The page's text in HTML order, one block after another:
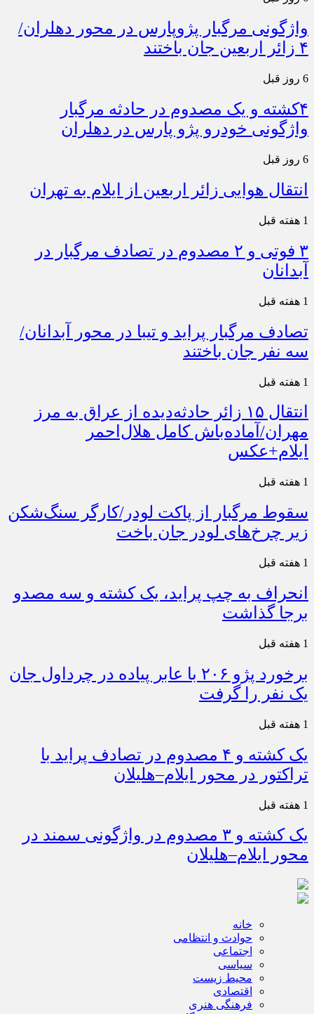
واژگونی مرگبار پژوپارس در محور دهلران/
۴ زائر اربعین جان باختند
6 روز قبل
۴کشته و یک مصدوم در حادثه مرگبار
واژگونی خودرو پژو پارس در دهلران
6 روز قبل
انتقال هوایی زائر اربعین از ایلام به تهران
1 هفته قبل
۳ فوتی و ۲ مصدوم در تصادف مرگبار در
آبدانان
1 هفته قبل
تصادف مرگبار پراید و تیبا در محور آبدانان/
سه نفر جان باختند
1 هفته قبل
انتقال ۱۵ زائر حادثه‌دیده از عراق به مرز
مهران/آماده‌باش کامل هلال‌احمر
ایلام+عکس
1 هفته قبل
سقوط مرگبار از پاکت لودر/کارگر سنگ‌شکن
زیر چرخ‌های لودر جان باخت
1 هفته قبل
انحراف به چپ پراید، یک کشته و سه مصدو
برجا گذاشت
1 هفته قبل
برخورد پژو ۲۰۶ با عابر پیاده در چرداول جان
یک نفر را گرفت
1 هفته قبل
یک کشته و ۴ مصدوم در تصادف پراید با
تراکتور در محور ایلام–هلیلان
1 هفته قبل
یک کشته و ۳ مصدوم در واژگونی سمند در
محور ایلام–هلیلان
خانه
حوادث و انتظامی
اجتماعی
سیاسی
محیط زیست
اقتصادی
فرهنگی هنری